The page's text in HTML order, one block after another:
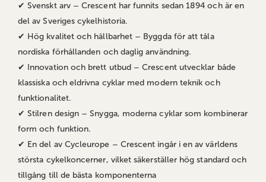
✔ Svenskt arv – Crescent har funnits sedan 1894 och är en
del av Sveriges cykelhistoria.
✔ Hög kvalitet och hållbarhet – Byggda för att tåla
nordiska förhållanden och daglig användning.
✔ Innovation och brett utbud – Crescent utvecklar både
klassiska och eldrivna cyklar med modern teknik och
funktionalitet.
✔ Stilren design – Snygga, moderna cyklar som kombinerar
form och funktion.
✔ En del av Cycleurope – Crescent ingår i en av världens
största cykelkoncerner, vilket säkerställer hög standard och
tillgång till de bästa komponenterna